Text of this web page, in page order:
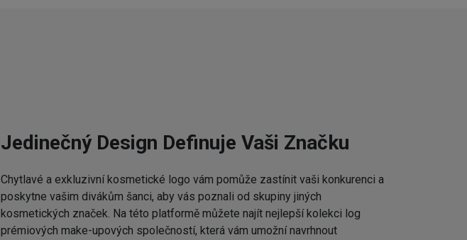
Jedinečný Design Definuje Vaši Značku
Chytlavé a exkluzivní kosmetické logo vám pomůže zastínit vaši konkurenci a
poskytne vašim divákům šanci, aby vás poznali od skupiny jiných
kosmetických značek. Na této platformě můžete najít nejlepší kolekci log
prémiových make-upových společností, která vám umožní navrhnout